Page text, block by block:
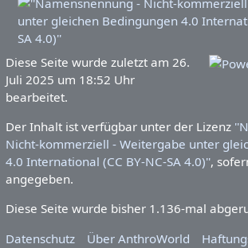
Diese Seite wurde zuletzt am 26.
Juli 2025 um 18:52 Uhr
bearbeitet.
Der Inhalt ist verfügbar unter der Lizenz
Nicht-kommerziell - Weitergabe unter
4.0 International (CC BY-NC-SA 4.0)'',
angegeben.
Diese Seite wurde bisher 1.136-mal
Datenschutz
Über AnthroWorld